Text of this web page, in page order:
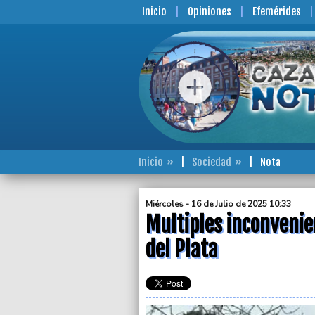
Inicio Opiniones Efemérides
Inicio Sociedad Nota
Miércoles - 16 de Julio de 2025 10:33
Multiples
del Plata